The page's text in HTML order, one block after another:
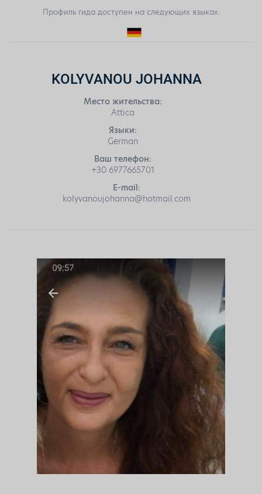
Профиль гида доступен на следующих языках:
KOLYVANOU JOHANNA
Место жительства:
Attica
Языки:
German
Ваш телефон:
+30 6977665701
E-mail:
kolyvanoujohanna@hotmail.com